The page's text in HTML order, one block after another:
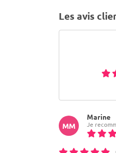
Les avis
MM
Marine
Je